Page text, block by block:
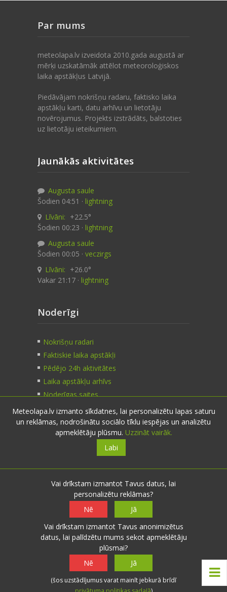
Par mums
meteolapa.lv izveidota 2010.gada augustā ar
mērķi uzskatāmāk attēlot meteoroloģiskos
laika apstākļus Latvijā.
Piedāvājam nokrišņu radaru, faktisko laika
apstākļu karti, datu arhīvu un lietotāju
novērojumus. Projekts izstrādāts, balstoties
uz lietotāju ieteikumiem.
Jaunākās aktivitātes
Augusta saule
Šodien 04:51 · lightning
Līvāni: +22.5°
Šodien 00:23 · lightning
Augusta saule
Šodien 00:05 · veczirgs
Līvāni: +26.0°
Vakar 21:17 · lightning
Noderīgi
Nokrišņu radari
Faktiskie laika apstākļi
Pēdējo 24h aktivitātes
Laika apstākļu arhīvs
Noderīgas saites
Kontakti
nosūti ziņu
Seko mums
© 2026 meteolapa.lv. v2
Raksti· Galerijas· Radars·
laika apstākļi· Sazināties· Privātuma politika
Meteolapa.lv izmanto sīkdatnes, lai personalizētu lapas saturu
un reklāmas, nodrošinātu sociālo tīklu iespējas un analizētu
apmeklētāju plūsmu. Uzzināt vairāk.
Labi
Vai drīkstam izmantot Tavus datus, lai
personalizētu reklāmas?
Nē
Jā
Vai drīkstam izmantot Tavus anonimizētus
datus, lai palīdzētu mums sekot apmeklētāju
plūsmai?
Nē
Jā
(šos uzstādījumus varat mainīt jebkurā brīdī